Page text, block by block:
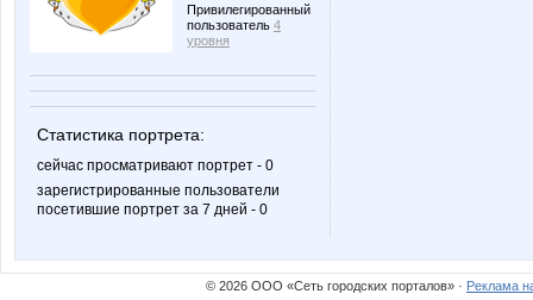
Привилегированный
пользователь 4
уровня
Статистика портрета:
сейчас просматривают портрет - 0
зарегистрированные пользователи
посетившие портрет за 7 дней - 0
© 2026 ООО «Сеть городских порталов» · Реклама